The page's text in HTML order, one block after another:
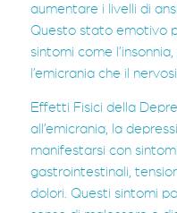
aumentare i livelli di
Questo stato emotivo
sintomi come
l’emicrania che il
Effetti Fisici della
all’emicrania, la
manifestarsi con
gastrointestinali,
dolori. Questi sintomi